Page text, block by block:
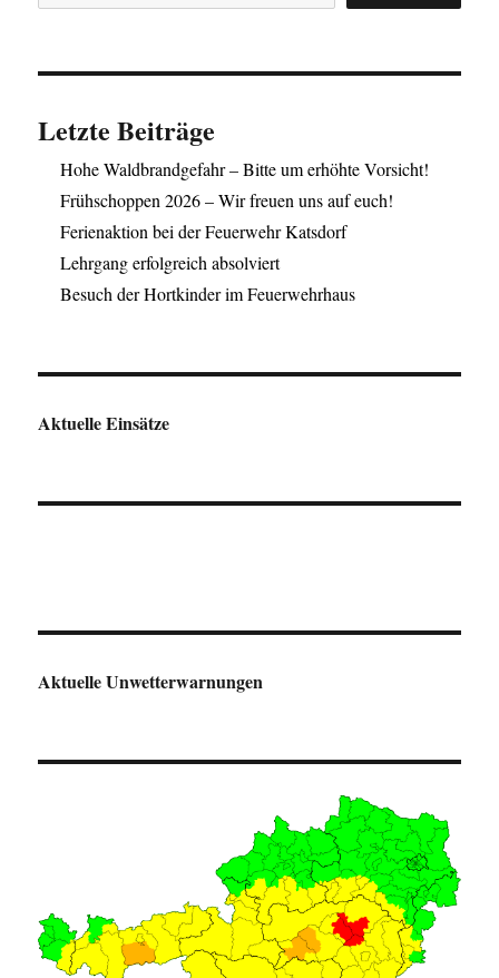
Letzte Beiträge
Hohe Waldbrandgefahr – Bitte um erhöhte Vorsicht!
Frühschoppen 2026 – Wir freuen uns auf euch!
Ferienaktion bei der Feuerwehr Katsdorf
Lehrgang erfolgreich absolviert
Besuch der Hortkinder im Feuerwehrhaus
Aktuelle Einsätze
Aktuelle Unwetterwarnungen